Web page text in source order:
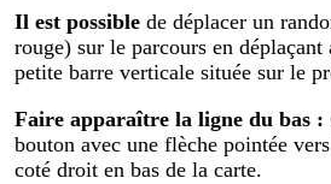
Il est possible de déplacer un
rouge) sur le parcours en
petite barre verticale située sur le
Faire apparaître la ligne du bas :
bouton avec une flèche pointée
coté droit en bas de la carte.